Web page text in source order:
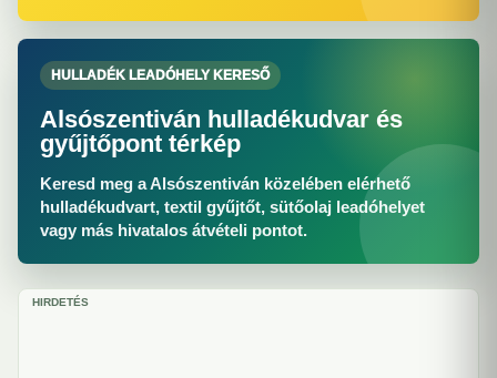
HULLADÉK LEADÓHELY KERESŐ
Alsószentiván hulladékudvar és
gyűjtőpont térkép
Keresd meg a Alsószentiván közelében elérhető
hulladékudvart, textil gyűjtőt, sütőolaj leadóhelyet
vagy más hivatalos átvételi pontot.
HIRDETÉS